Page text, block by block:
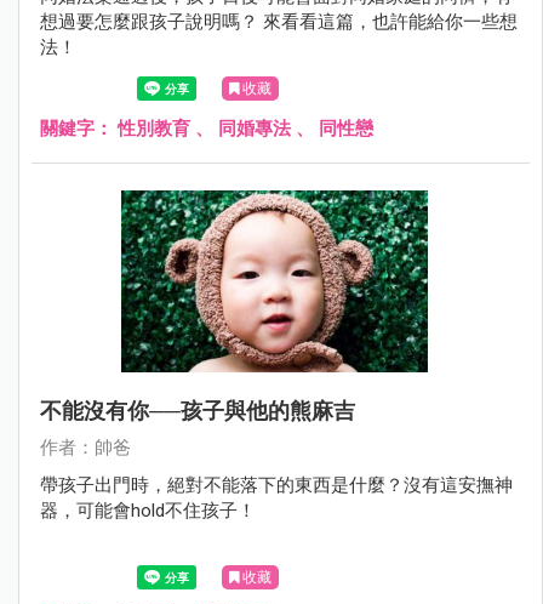
想過要怎麼跟孩子說明嗎？ 來看看這篇，也許能給你一些想
法！
收藏
關鍵字：性別教育 、 同婚專法 、 同性戀
不能沒有你──孩子與他的熊麻吉
作者：帥爸
帶孩子出門時，絕對不能落下的東西是什麼？沒有這安撫神
器，可能會hold不住孩子！
收藏